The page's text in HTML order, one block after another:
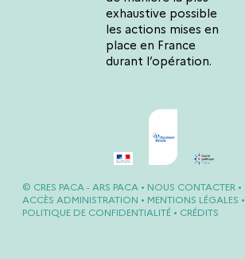
exhaustive possible
les actions mises en
place en France
durant l’opération.
© CRES PACA -ARS PACA • NOUS CONTACTER •
ACCÈS ADMINISTRATION • MENTIONS LÉGALES •
POLITIQUE DE CONFIDENTIALITÉ • CRÉDITS